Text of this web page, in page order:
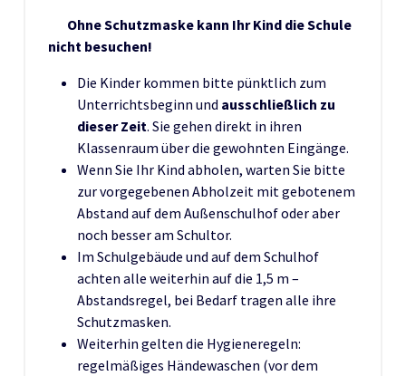
Ohne Schutzmaske kann Ihr Kind die Schule
nicht besuchen!
Die Kinder kommen bitte pünktlich zum
Unterrichtsbeginn und ausschließlich zu
dieser Zeit. Sie gehen direkt in ihren
Klassenraum über die gewohnten Eingänge.
Wenn Sie Ihr Kind abholen, warten Sie bitte
zur vorgegebenen Abholzeit mit gebotenem
Abstand auf dem Außenschulhof oder aber
noch besser am Schultor.
Im Schulgebäude und auf dem Schulhof
achten alle weiterhin auf die 1,5 m –
Abstandsregel, bei Bedarf tragen alle ihre
Schutzmasken.
Weiterhin gelten die Hygieneregeln:
regelmäßiges Händewaschen (vor dem